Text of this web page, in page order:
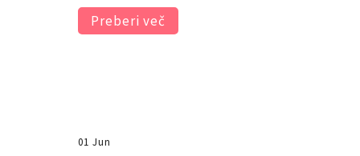
Preberi več
01 Jun